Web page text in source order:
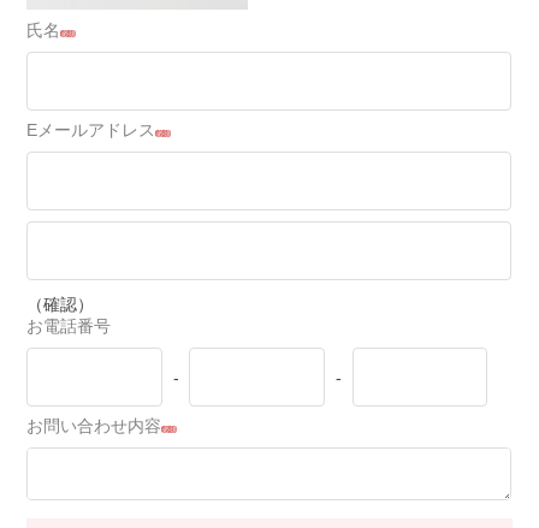
氏名必須
Eメールアドレス必須
（確認）
お電話番号
- -
お問い合わせ内容必須